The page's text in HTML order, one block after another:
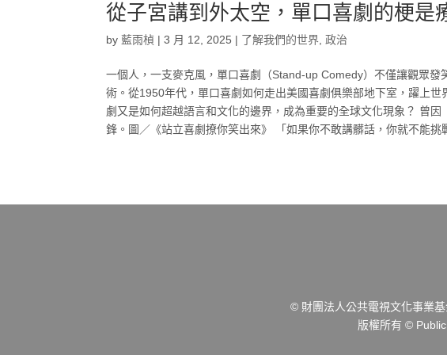
從子宮講到外太空，單口喜劇的梗是
by藍雨楨 |3 月 12, 2025 | 了解我們的世界 ,政治
一個人，一支麥克風，單口喜劇（Stand-up Comedy）不僅讓觀眾
術。從1950年代，單口喜劇如何走出美國喜劇俱樂部地下室，躍上
劇又是如何超越語言和文化的邊界，成為重要的全球文化現象？ 曾
鋒。圖／《站立喜劇撩你笑出來》 「如果你不敢講髒話，你就不能挑
© 財團法人公共電視文化事業
版權所有 ©